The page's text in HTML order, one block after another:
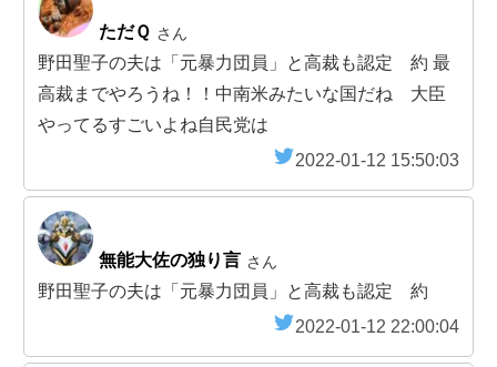
ただＱ さん
野田聖子の夫は「元暴力団員」と高裁も認定 約 最
高裁までやろうね！！中南米みたいな国だね 大臣
やってるすごいよね自民党は
2022-01-12 15:50:03
無能大佐の独り言 さん
野田聖子の夫は「元暴力団員」と高裁も認定 約
2022-01-12 22:00:04